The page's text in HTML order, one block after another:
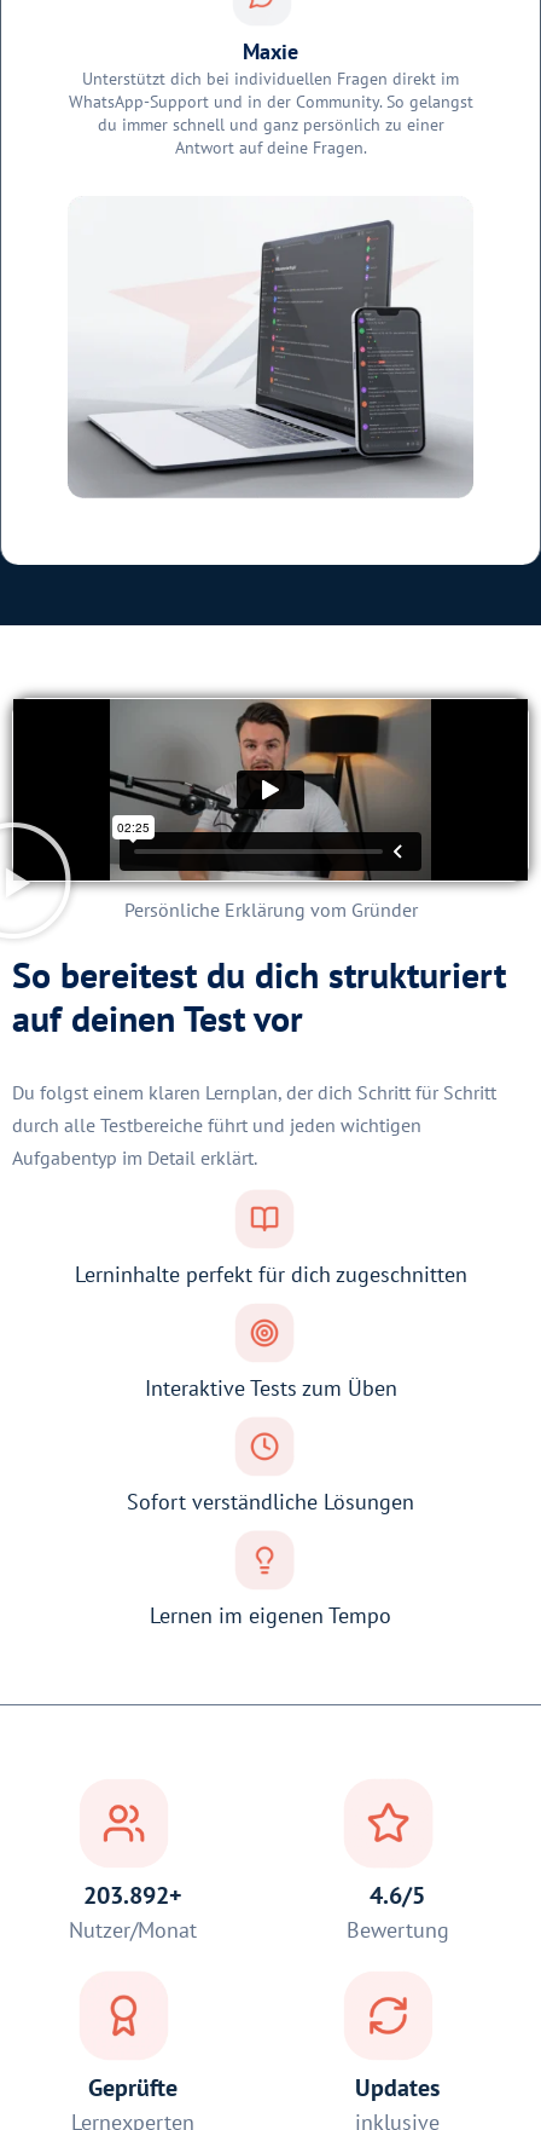
Maxie
Unterstützt dich bei individuellen Fragen direkt im
WhatsApp-Support und in der Community. So gelangst
du immer schnell und ganz persönlich zu einer
Antwort auf deine Fragen.
Persönliche Erklärung vom Gründer
So bereitest du dich strukturiert
auf deinen Test vor
Du folgst einem klaren Lernplan, der dich Schritt für Schritt
durch alle Testbereiche führt und jeden wichtigen
Aufgabentyp im Detail erklärt.
Lerninhalte perfekt für dich zugeschnitten
Interaktive Tests zum Üben
Sofort verständliche Lösungen
Lernen im eigenen Tempo
203.892+
Nutzer/Monat
4.6/5
Bewertung
Geprüfte
Lernexperten
Updates
inklusive